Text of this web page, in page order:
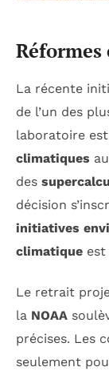
La récente
de l’un des
laboratoire
climatiques
des
décision
initiatives
climatique est
Le retrait
la NOAA
précises. Les
seulement